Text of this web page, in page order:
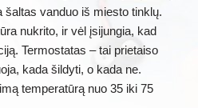
šaltas vanduo iš miesto tinklų.
nukrito, ir vėl įsijungia, kad
Termostatas – tai prietaiso
kada šildyti, o kada ne.
temperatūrą nuo 35 iki 75